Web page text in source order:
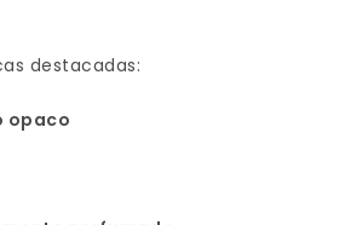
destacadas:
opaco